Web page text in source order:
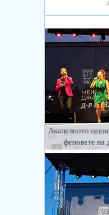
Акапелното
феновете на